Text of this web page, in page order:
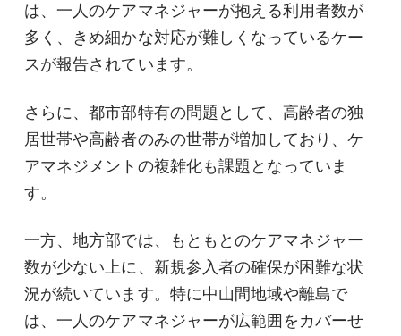
は、一人のケアマネジャーが抱える利用者数が
多く、きめ細かな対応が難しくなっているケー
スが報告されています。
さらに、都市部特有の問題として、高齢者の独
居世帯や高齢者のみの世帯が増加しており、ケ
アマネジメントの複雑化も課題となっていま
す。
一方、地方部では、もともとのケアマネジャー
数が少ない上に、新規参入者の確保が困難な状
況が続いています。特に中山間地域や離島で
は、一人のケアマネジャーが広範囲をカバーせ